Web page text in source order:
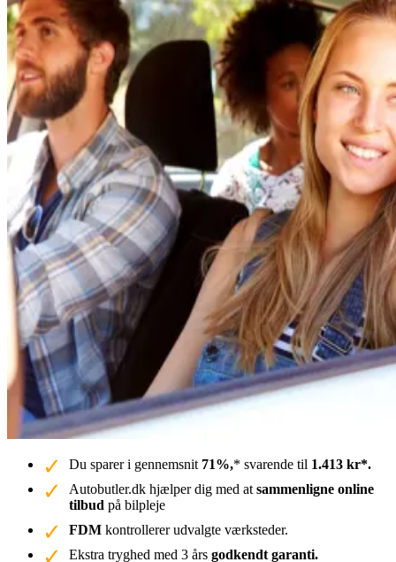
Du sparer i gennemsnit 71%,* svarende til 1.413 kr*.
Autobutler.dk hjælper dig med at sammenligne online
tilbud på bilpleje
FDM kontrollerer udvalgte værksteder.
Ekstra tryghed med 3 års godkendt garanti.